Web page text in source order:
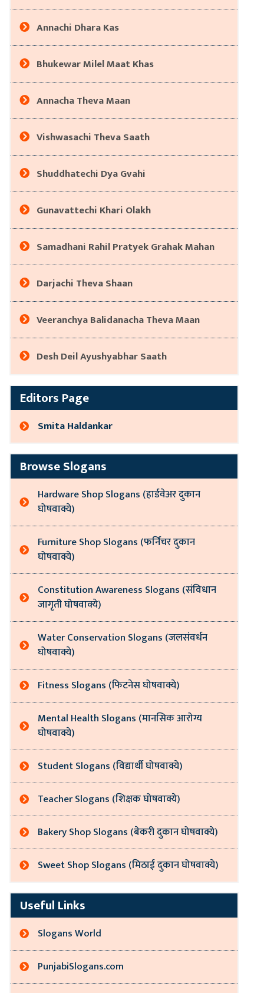
Annachi Dhara Kas
Bhukewar Milel Maat Khas
Annacha Theva Maan
Vishwasachi Theva Saath
Shuddhatechi Dya Gvahi
Gunavattechi Khari Olakh
Samadhani Rahil Pratyek Grahak Mahan
Darjachi Theva Shaan
Veeranchya Balidanacha Theva Maan
Desh Deil Ayushyabhar Saath
Editors Page
Smita Haldankar
Browse Slogans
Hardware Shop Slogans (हार्डवेअर दुकान
घोषवाक्ये)
Furniture Shop Slogans (फर्निचर दुकान
घोषवाक्ये)
Constitution Awareness Slogans (संविधान
जागृती घोषवाक्ये)
Water Conservation Slogans (जलसंवर्धन
घोषवाक्ये)
Fitness Slogans (फिटनेस घोषवाक्ये)
Mental Health Slogans (मानसिक आरोग्य
घोषवाक्ये)
Student Slogans (विद्यार्थी घोषवाक्ये)
Teacher Slogans (शिक्षक घोषवाक्ये)
Bakery Shop Slogans (बेकरी दुकान घोषवाक्ये)
Sweet Shop Slogans (मिठाई दुकान घोषवाक्ये)
Useful Links
Slogans World
PunjabiSlogans.com